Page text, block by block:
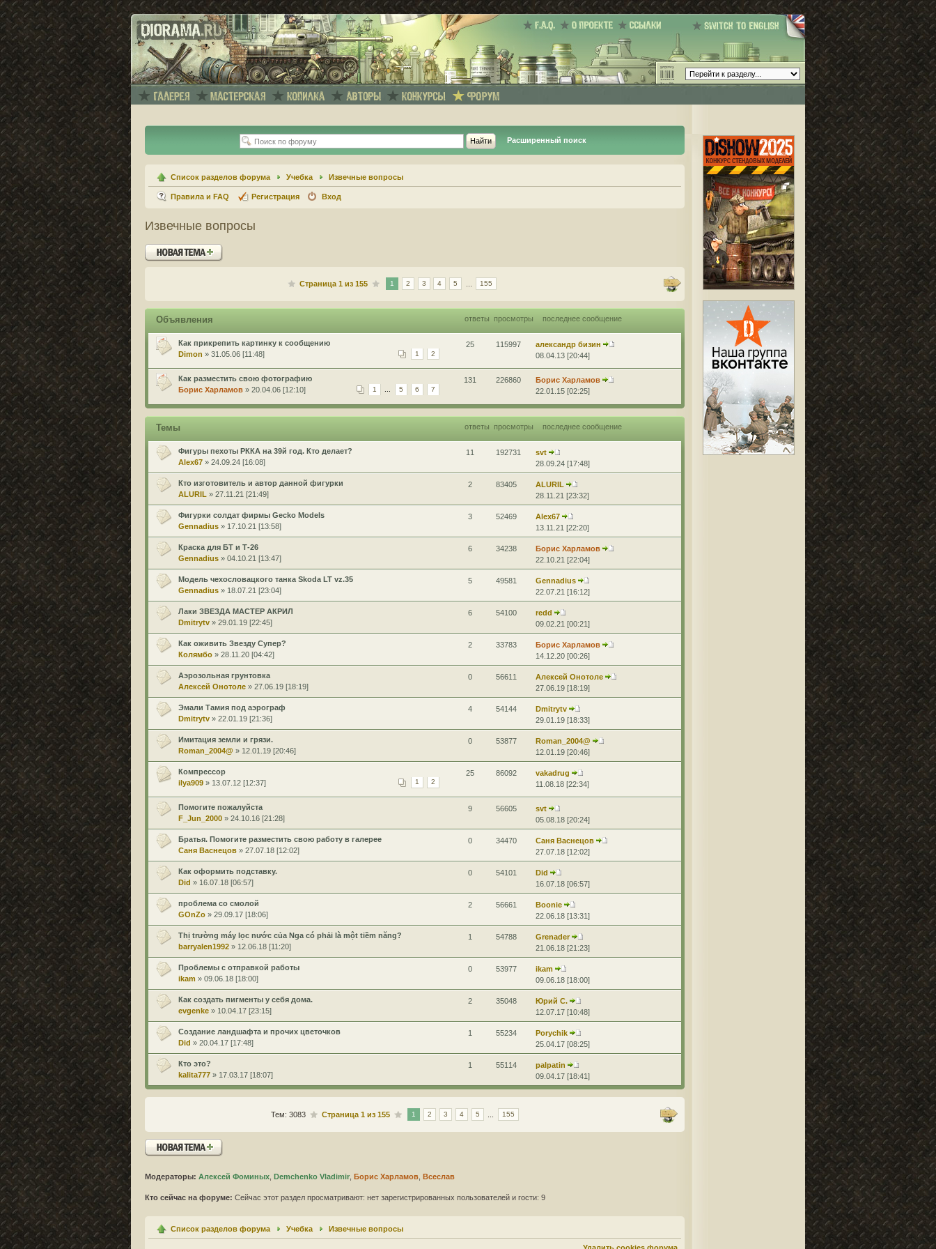
Расширенный поиск
Список разделов форума Учебка Извечные вопросы
Правила и FAQ Регистрация Вход
Извечные вопросы
Новая тема
Страница1 из155 1 2 3 4 5 155
Объявления ответы просмотры последнее сообщение
Как прикрепить картинку к сообщению
1 2
Dimon » 31.05.06 [11:48]
25 115997
александр бизин
08.04.13 [20:44]
Как разместить свою фотографию
1 ... 5 6 7
Борис Харламов » 20.04.06 [12:10]
131 226860
Борис Харламов
22.01.15 [02:25]
Темы ответы просмотры последнее сообщение
Фигуры пехоты РККА на 39й год. Кто делает?
Alex67 » 24.09.24 [16:08]
11 192731
svt
28.09.24 [17:48]
Кто изготовитель и автор данной фигурки
ALURIL » 27.11.21 [21:49]
2 83405
ALURIL
28.11.21 [23:32]
Фигурки солдат фирмы Gecko Models
Gennadius » 17.10.21 [13:58]
3 52469
Alex67
13.11.21 [22:20]
Краска для БТ и Т-26
Gennadius » 04.10.21 [13:47]
6 34238
Борис Харламов
22.10.21 [22:04]
Модель чехословацкого танка Skoda LT vz.35
Gennadius » 18.07.21 [23:04]
5 49581
Gennadius
22.07.21 [16:12]
Лаки ЗВЕЗДА МАСТЕР АКРИЛ
Dmitrytv » 29.01.19 [22:45]
6 54100
redd
09.02.21 [00:21]
Как оживить Звезду Супер?
Колямбо » 28.11.20 [04:42]
2 33783
Борис Харламов
14.12.20 [00:26]
Аэрозольная грунтовка
Алексей Онотоле » 27.06.19 [18:19]
0 56611
Алексей Онотоле
27.06.19 [18:19]
Эмали Тамия под аэрограф
Dmitrytv » 22.01.19 [21:36]
4 54144
Dmitrytv
29.01.19 [18:33]
Имитация земли и грязи.
Roman_2004@ » 12.01.19 [20:46]
0 53877
Roman_2004@
12.01.19 [20:46]
Компрессор
1 2
ilya909 » 13.07.12 [12:37]
25 86092
vakadrug
11.08.18 [22:34]
Помогите пожалуйста
F_Jun_2000 » 24.10.16 [21:28]
9 56605
svt
05.08.18 [20:24]
Братья. Помогите разместить свою работу в галерее
Саня Васнецов » 27.07.18 [12:02]
0 34470
Саня Васнецов
27.07.18 [12:02]
Как оформить подставку.
Did » 16.07.18 [06:57]
0 54101
Did
16.07.18 [06:57]
проблема со смолой
GOnZo » 29.09.17 [18:06]
2 56661
Boonie
22.06.18 [13:31]
Thị trường máy lọc nước của Nga có phải là một tiềm năng?
barryalen1992 » 12.06.18 [11:20]
1 54788
Grenader
21.06.18 [21:23]
Проблемы с отправкой работы
ikam » 09.06.18 [18:00]
0 53977
ikam
09.06.18 [18:00]
Как создать пигменты у себя дома.
evgenke » 10.04.17 [23:15]
2 35048
Юрий С.
12.07.17 [10:48]
Создание ландшафта и прочих цветочков
Did » 20.04.17 [17:48]
1 55234
Porychik
25.04.17 [08:25]
Кто это?
kalita777 » 17.03.17 [18:07]
1 55114
palpatin
09.04.17 [18:41]
Тем: 3083 Страница 1из 155 1 2 3 4 5 155
Новая тема
Модераторы: Алексей Фоминых Demchenko Vladimir Борис Харламов Всеслав
Кто сейчас на форуме: Сейчас этот раздел просматривают: нет зарегистрированных пользователей и гости: 9
Список разделов форума Учебка Извечные вопросы